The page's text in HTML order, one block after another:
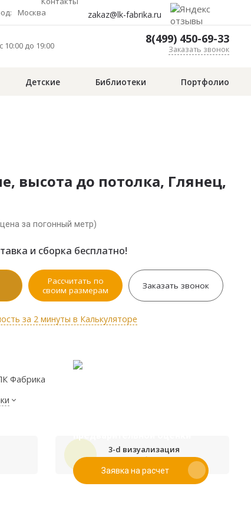
Москва zakaz@lk-fabrika.ru
10:00 до 19:00 8(499) 450-69-33
Заказать звонок
Детские Библиотеки Портфолио
высота до потолка, Глянец,
за погонный метр)
и сборка бесплатно!
Рассчитать по
своим размерам
Заказать звонок
за 2 минуты в Калькуляторе
Фабрика
3-d визуализация
проекта бесплатно
Заявка на расчет